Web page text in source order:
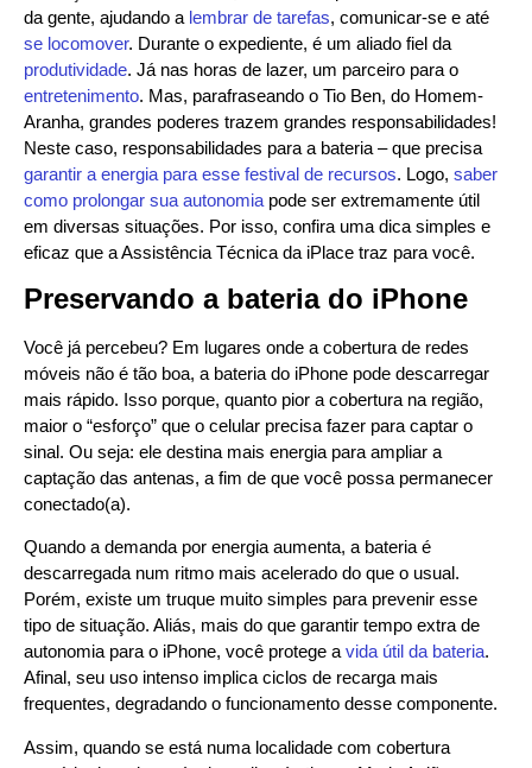
da gente, ajudando a lembrar de tarefas, comunicar-se e até
se locomover. Durante o expediente, é um aliado fiel da
produtividade. Já nas horas de lazer, um parceiro para o
entretenimento. Mas, parafraseando o Tio Ben, do Homem-
Aranha, grandes poderes trazem grandes responsabilidades!
Neste caso, responsabilidades para a bateria – que precisa
garantir a energia para esse festival de recursos. Logo, saber
como prolongar sua autonomia pode ser extremamente útil
em diversas situações. Por isso, confira uma dica simples e
eficaz que a Assistência Técnica da iPlace traz para você.
Preservando a bateria do iPhone
Você já percebeu? Em lugares onde a cobertura de redes
móveis não é tão boa, a bateria do iPhone pode descarregar
mais rápido. Isso porque, quanto pior a cobertura na região,
maior o “esforço” que o celular precisa fazer para captar o
sinal. Ou seja: ele destina mais energia para ampliar a
captação das antenas, a fim de que você possa permanecer
conectado(a).
Quando a demanda por energia aumenta, a bateria é
descarregada num ritmo mais acelerado do que o usual.
Porém, existe um truque muito simples para prevenir esse
tipo de situação. Aliás, mais do que garantir tempo extra de
autonomia para o iPhone, você protege a vida útil da bateria.
Afinal, seu uso intenso implica ciclos de recarga mais
frequentes, degradando o funcionamento desse componente.
Assim, quando se está numa localidade com cobertura